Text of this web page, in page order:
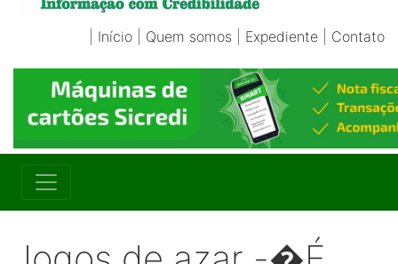
Início Quem somos Expediente Contato